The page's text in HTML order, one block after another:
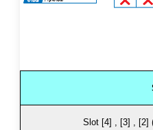
Slot [4] , [3] , [2]